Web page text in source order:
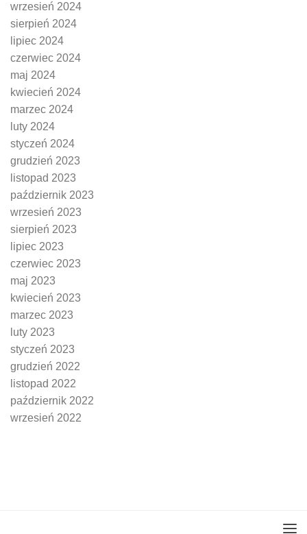
wrzesień 2024
sierpień 2024
lipiec 2024
czerwiec 2024
maj 2024
kwiecień 2024
marzec 2024
luty 2024
styczeń 2024
grudzień 2023
listopad 2023
październik 2023
wrzesień 2023
sierpień 2023
lipiec 2023
czerwiec 2023
maj 2023
kwiecień 2023
marzec 2023
luty 2023
styczeń 2023
grudzień 2022
listopad 2022
październik 2022
wrzesień 2022